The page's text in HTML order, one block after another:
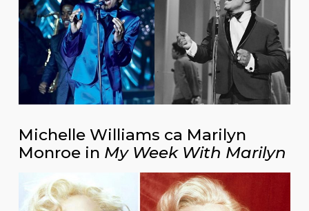
Michelle Williams ca Marilyn
Monroe in My Week With Marilyn